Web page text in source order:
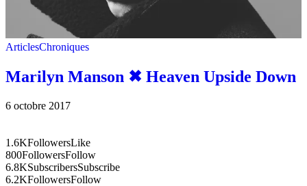
ArticlesChroniques
Marilyn Manson ✖︎ Heaven Upside Down
6 octobre 2017
1.6KFollowersLike
800FollowersFollow
6.8KSubscribersSubscribe
6.2KFollowersFollow